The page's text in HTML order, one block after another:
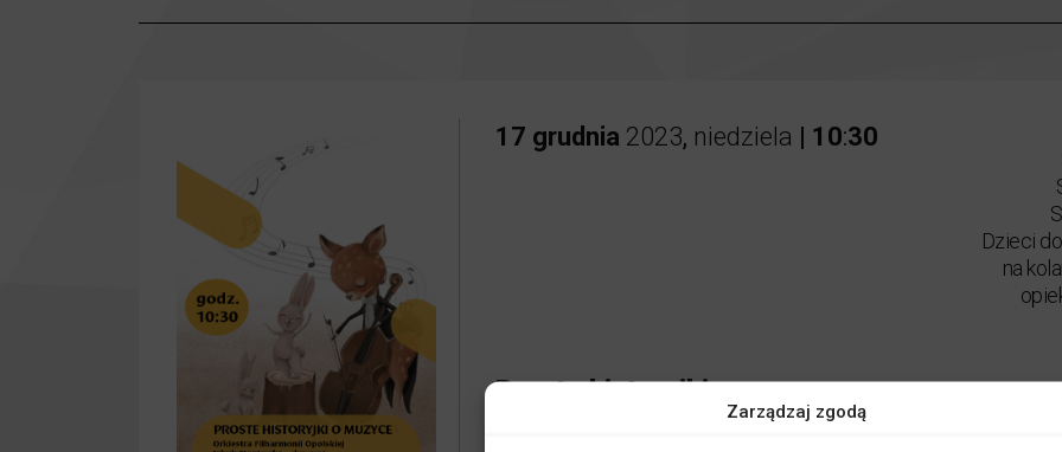
Zarządzaj zgodą
17 grudnia 2023, niedziela | 10:30
Dzieci
na
Proste historyjki o muzyce